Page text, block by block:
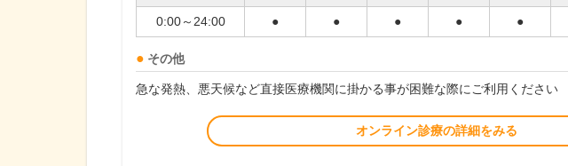
0:00～24:00 ● ● ● ● ●
その他
急な発熱、悪天候など直接医療機関に掛かる事が困難な際にご利用ください
オンライン診療の詳細をみる